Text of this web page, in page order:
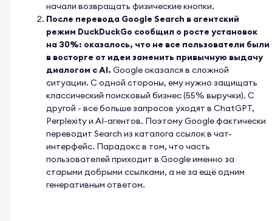
начали возвращать физические кнопки.
После перевода Google Search в агентский
режим DuckDuckGo сообщил о росте установок
на 30%: оказалось, что не все пользователи были
в восторге от идеи заменить привычную выдачу
диалогом с AI. Google оказался в сложной
ситуации. С одной стороны, ему нужно защищать
классический поисковый бизнес (55% выручки). С
другой - всё больше запросов уходят в ChatGPT,
Perplexity и AI-агентов. Поэтому Google фактически
переводит Search из каталога ссылок в чат-
интерфейс. Парадокс в том, что часть
пользователей приходит в Google именно за
старыми добрыми ссылками, а не за ещё одним
генеративным ответом.